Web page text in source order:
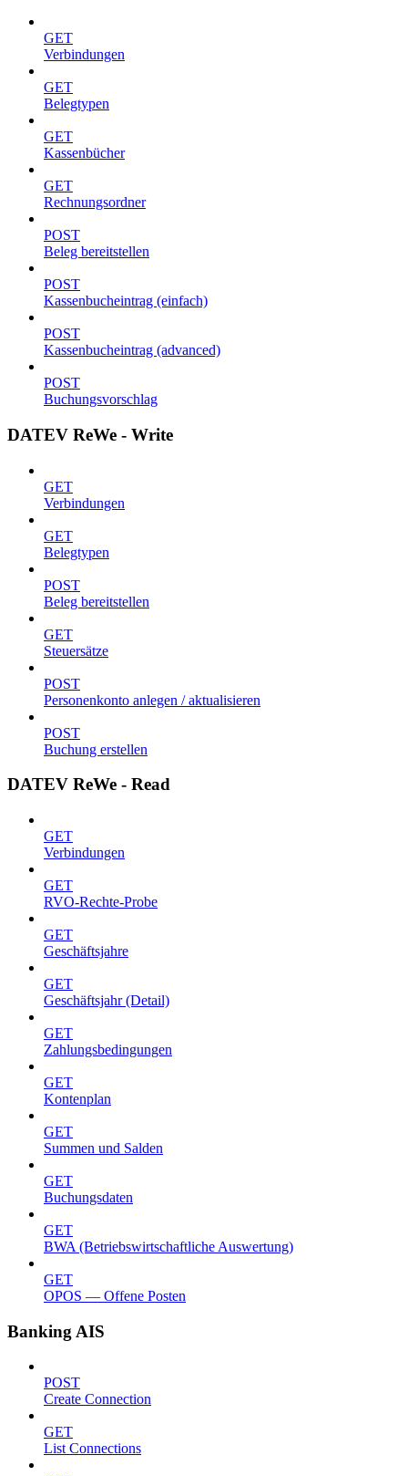
GET
Verbindungen
GET
Belegtypen
GET
Kassenbücher
GET
Rechnungsordner
POST
Beleg bereitstellen
POST
Kassenbucheintrag (einfach)
POST
Kassenbucheintrag (advanced)
POST
Buchungsvorschlag
DATEV ReWe - Write
GET
Verbindungen
GET
Belegtypen
POST
Beleg bereitstellen
GET
Steuersätze
POST
Personenkonto anlegen / aktualisieren
POST
Buchung erstellen
DATEV ReWe - Read
GET
Verbindungen
GET
RVO-Rechte-Probe
GET
Geschäftsjahre
GET
Geschäftsjahr (Detail)
GET
Zahlungsbedingungen
GET
Kontenplan
GET
Summen und Salden
GET
Buchungsdaten
GET
BWA (Betriebswirtschaftliche Auswertung)
GET
OPOS — Offene Posten
Banking AIS
POST
Create Connection
GET
List Connections